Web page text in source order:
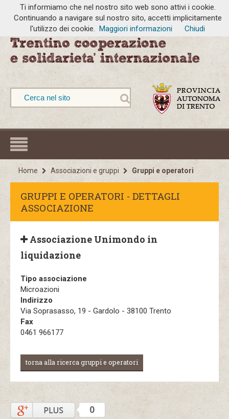
Home Associazioni e gruppi Gruppi e operatori
GRUPPI E OPERATORI - DETTAGLI
ASSOCIAZIONE
Associazione Unimondo in
liquidazione
Tipo associazione
Microazioni
Indirizzo
Via Soprasasso, 19 - Gardolo - 38100 Trento
Fax
0461 966177
torna alla ricerca gruppi e operatori
0
Ti informiamo che nel nostro sito web sono attivi i cookie.
Continuando a navigare sul nostro sito, accetti implicitamente
l'utilizzo dei cookie. Maggiori informazioni Chiudi